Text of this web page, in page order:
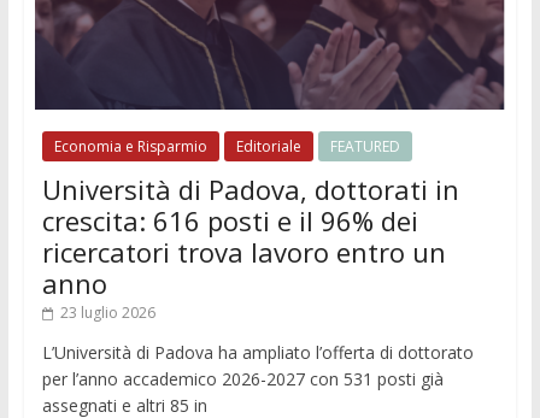
Economia e Risparmio Editoriale FEATURED
Università di Padova, dottorati in
crescita: 616 posti e il 96% dei
ricercatori trova lavoro entro un
anno
23 luglio 2026
L’Università di Padova ha ampliato l’offerta di dottorato
per l’anno accademico 2026-2027 con 531 posti già
assegnati e altri 85 in